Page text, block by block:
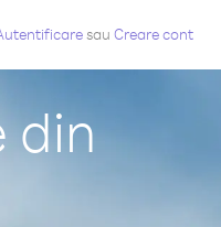
sau Creare cont
din